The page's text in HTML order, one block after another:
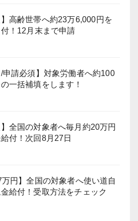
】高齢世帯へ約23万6,000円を
！12月末まで申請
/申請必須】対象労働者へ約100
一括補填をします！
】全国の対象者へ毎月約20万円
付！次回8月27日
万円】全国の対象者へ使い道自
給付！受取方法をチェック